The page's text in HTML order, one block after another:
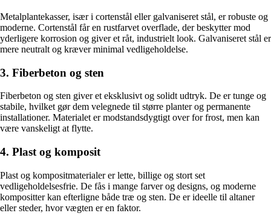
Metalplantekasser, især i cortenstål eller galvaniseret stål, er robuste og
moderne. Cortenstål får en rustfarvet overflade, der beskytter mod
yderligere korrosion og giver et råt, industrielt look. Galvaniseret stål er
mere neutralt og kræver minimal vedligeholdelse.
3. Fiberbeton og sten
Fiberbeton og sten giver et eksklusivt og solidt udtryk. De er tunge og
stabile, hvilket gør dem velegnede til større planter og permanente
installationer. Materialet er modstandsdygtigt over for frost, men kan
være vanskeligt at flytte.
4. Plast og komposit
Plast og kompositmaterialer er lette, billige og stort set
vedligeholdelsesfrie. De fås i mange farver og designs, og moderne
kompositter kan efterligne både træ og sten. De er ideelle til altaner
eller steder, hvor vægten er en faktor.